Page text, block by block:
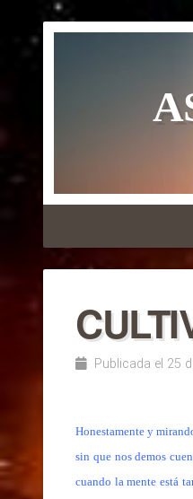
Publicada el 25
Honestamente y
sin que nos demos
cuando la mente está